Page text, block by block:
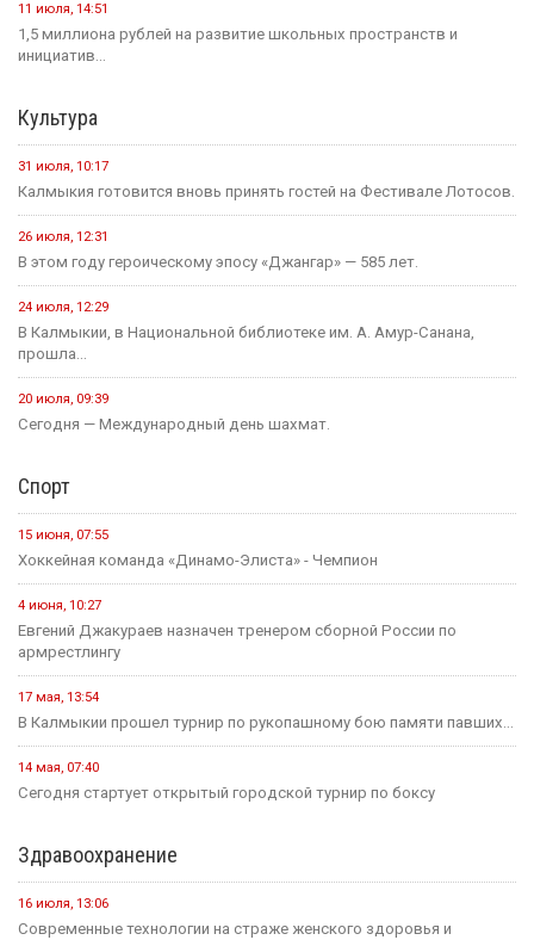
11 июля, 14:51
1,5 миллиона рублей на развитие школьных пространств и
инициатив...
Культура
31 июля, 10:17
Калмыкия готовится вновь принять гостей на Фестивале Лотосов.
26 июля, 12:31
В этом году героическому эпосу «Джангар» — 585 лет.
24 июля, 12:29
В Калмыкии, в Национальной библиотеке им. А. Амур-Санана,
прошла...
20 июля, 09:39
Сегодня — Международный день шахмат.
Спорт
15 июня, 07:55
Хоккейная команда «Динамо-Элиста» - Чемпион
4 июня, 10:27
Евгений Джакураев назначен тренером сборной России по
армрестлингу
17 мая, 13:54
В Калмыкии прошел турнир по рукопашному бою памяти павших...
14 мая, 07:40
Сегодня стартует открытый городской турнир по боксу
Здравоохранение
16 июля, 13:06
Современные технологии на страже женского здоровья и